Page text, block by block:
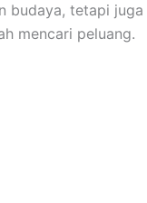
budaya, tetapi juga
mencari peluang.